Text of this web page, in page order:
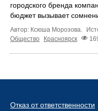
городского бренда
бюджет вызывает
Автор: Ксюша Морозова.
Общество
Красноярск
Отказ от ответственности